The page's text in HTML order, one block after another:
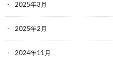
2025年3月
2025年2月
2024年11月